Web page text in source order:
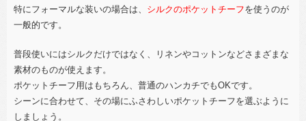
特にフォーマルな装いの場合は、 シルクのポケットチーフを使うのが
一般的です。
普段使いにはシルクだけではなく、リネンやコットンなどさまざまな
素材のものが使えます。
ポケットチーフ用はもちろん、普通のハンカチでもOKです。
シーンに合わせて、その場にふさわしいポケットチーフを選ぶように
しましょう。